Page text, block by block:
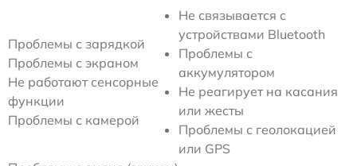
Проблемы с зарядкой
Проблемы с экраном
Не работают сенсорные
функции
Проблемы с камерой
Не связывается с
устройствами Bluetooth
Проблемы с
аккумулятором
Не реагирует на касания
или жесты
Проблемы с геолокацией
или GPS